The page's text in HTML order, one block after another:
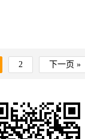
2 下一页 »